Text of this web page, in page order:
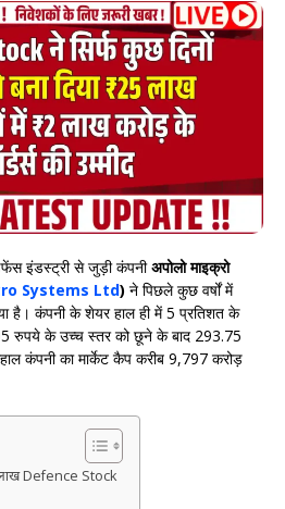
इंडस्ट्री से जुड़ी कंपनीअपोलो माइक्रो
Systems Ltd) ने पिछले कुछ वर्षों में
है। कंपनी के शेयर हाल ही में 5 प्रतिशत के
रुपये के उच्च स्तर को छूने के बाद 293.75
कंपनी का मार्केट कैप करीब 9,797 करोड़
Defence Stock